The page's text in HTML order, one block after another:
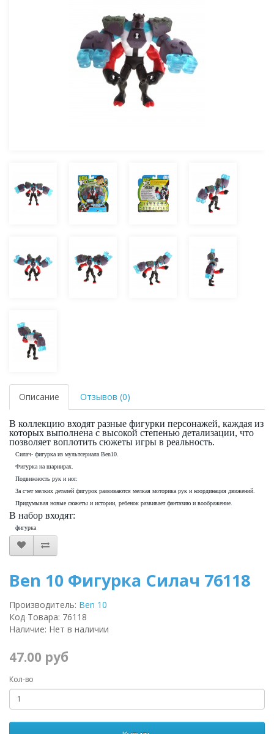
Описание Отзывов (0)
В коллекцию входят разные фигурки персонажей, каждая из
которых выполнена с высокой степенью детализации, что
позволяет воплотить сюжеты игры в реальность.
Силач- фигурка из мультсериала Ben10.
Фигурка на шарнирах.
Подвижность рук и ног.
За счет мелких деталей фигурок развиваются мелкая моторика рук и координация движений.
Придумывая новые сюжеты и истории, ребенок развивает фантазию и воображение.
В набор входят:
фигурка
Ben 10 Фигурка Силач 76118
Производитель: Ben 10
Код Товара: 76118
Наличие: Нет в наличии
47.00 руб
Кол-во